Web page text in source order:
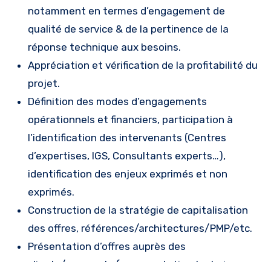
notamment en termes d’engagement de
qualité de service & de la pertinence de la
réponse technique aux besoins.
Appréciation et vérification de la profitabilité du
projet.
Définition des modes d’engagements
opérationnels et financiers, participation à
l’identification des intervenants (Centres
d’expertises, IGS, Consultants experts…),
identification des enjeux exprimés et non
exprimés.
Construction de la stratégie de capitalisation
des offres, références/architectures/PMP/etc.
Présentation d’offres auprès des